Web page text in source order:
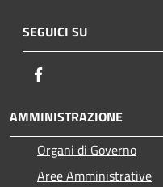
SEGUICI SU
AMMINISTRAZIONE
Organi di Governo
Aree Amministrative